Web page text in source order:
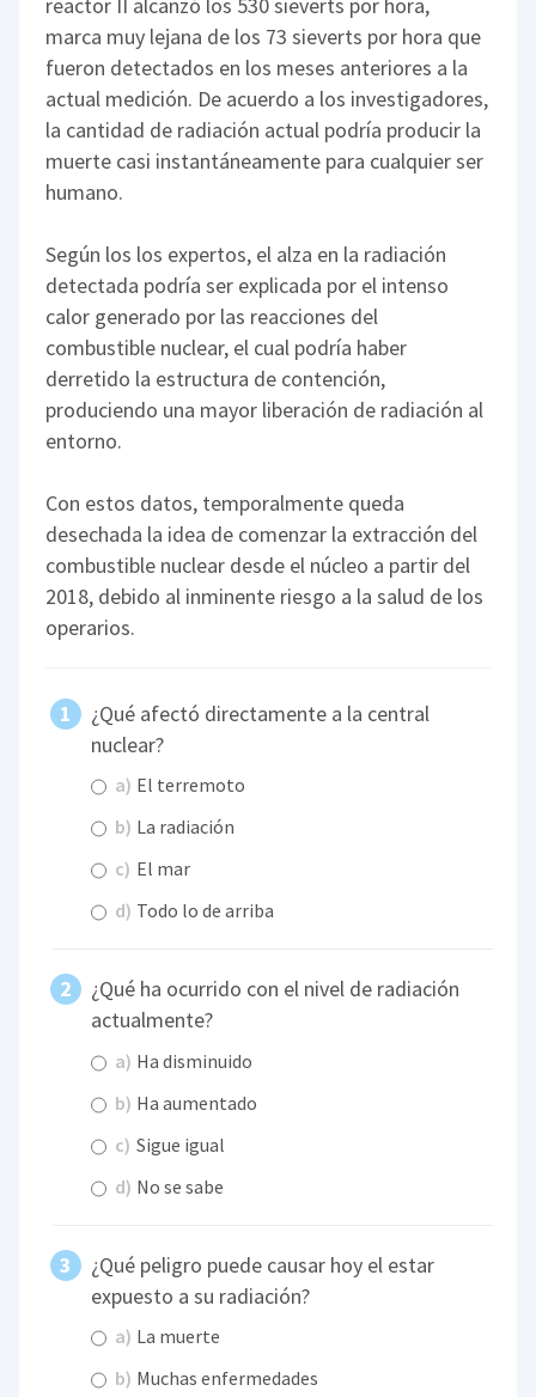
marca muy lejana de los 73 sieverts por hora que
fueron detectados en los meses anteriores a la
actual medición. De acuerdo a los investigadores,
la cantidad de radiación actual podría producir la
muerte casi instantáneamente para cualquier ser
humano.
Según los los expertos, el alza en la radiación
detectada podría ser explicada por el intenso
calor generado por las reacciones del
combustible nuclear, el cual podría haber
derretido la estructura de contención,
produciendo una mayor liberación de radiación al
entorno.
Con estos datos, temporalmente queda
desechada la idea de comenzar la extracción del
combustible nuclear desde el núcleo a partir del
2018, debido al inminente riesgo a la salud de los
operarios.
¿Qué afectó directamente a la central
nuclear?
a) El terremoto
b) La radiación
c) El mar
d) Todo lo de arriba
¿Qué ha ocurrido con el nivel de radiación
actualmente?
a) Ha disminuido
b) Ha aumentado
c) Sigue igual
d) No se sabe
¿Qué peligro puede causar hoy el estar
expuesto a su radiación?
a) La muerte
b) Muchas enfermedades